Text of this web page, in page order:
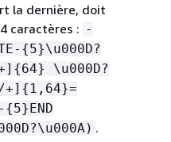
la dernière, doit
caractères : -
{5}\u000D?
{64} \u000D?
+] { 1,64}=
{5}END
.